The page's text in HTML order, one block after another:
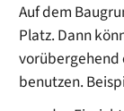
Auf dem
Platz. Dann
vorübergehend
benutzen.